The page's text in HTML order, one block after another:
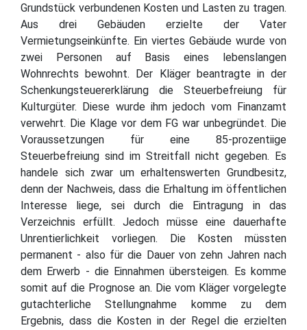
Grundstück verbundenen Kosten und Lasten zu tragen.
Aus drei Gebäuden erzielte der Vater
Vermietungseinkünfte. Ein viertes Gebäude wurde von
zwei Personen auf Basis eines lebenslangen
Wohnrechts bewohnt. Der Kläger beantragte in der
Schenkungsteuererklärung die Steuerbefreiung für
Kulturgüter. Diese wurde ihm jedoch vom Finanzamt
verwehrt. Die Klage vor dem FG war unbegründet. Die
Voraussetzungen für eine 85-prozentiige
Steuerbefreiung sind im Streitfall nicht gegeben. Es
handele sich zwar um erhaltenswerten Grundbesitz,
denn der Nachweis, dass die Erhaltung im öffentlichen
Interesse liege, sei durch die Eintragung in das
Verzeichnis erfüllt. Jedoch müsse eine dauerhafte
Unrentierlichkeit vorliegen. Die Kosten müssten
permanent - also für die Dauer von zehn Jahren nach
dem Erwerb - die Einnahmen übersteigen. Es komme
somit auf die Prognose an. Die vom Kläger vorgelegte
gutachterliche Stellungnahme komme zu dem
Ergebnis, dass die Kosten in der Regel die erzielten